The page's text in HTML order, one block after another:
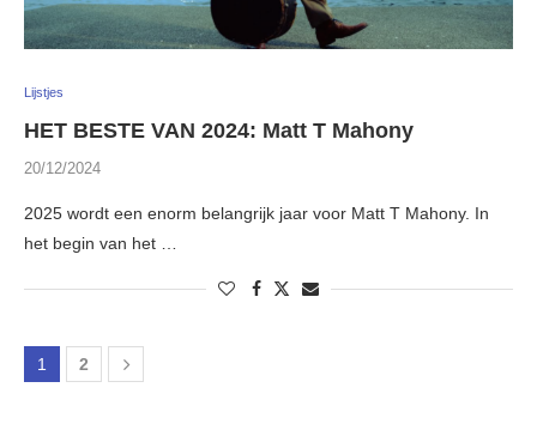
Lijstjes
HET BESTE VAN 2024: Matt T Mahony
20/12/2024
2025 wordt een enorm belangrijk jaar voor Matt T Mahony. In
het begin van het …
1 2